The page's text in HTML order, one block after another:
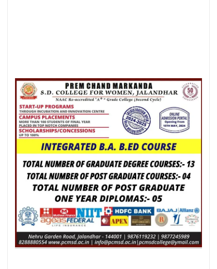
8 Aug 2026
जालंधर कैंट के लोगों की लंबे समय से लंबित
समस्याओं का समाधान करवाने के लिए हर स्तर
पर करूंगा प्रयास — अमित तनेजा